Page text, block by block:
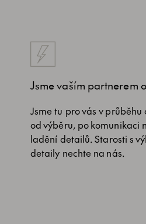
Jsme vaším partnerem
Jsme tu pro vás v průběhu
od výběru, po komunikaci
ladění detailů. Starosti s
detaily nechte na nás.